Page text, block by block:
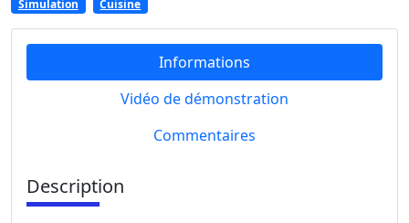
Simulation Cuisine
Informations
Vidéo de démonstration
Commentaires
Description